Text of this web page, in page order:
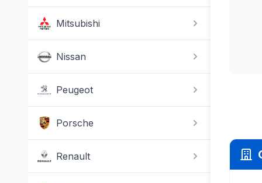
Mitsubishi
Nissan
Peugeot
Porsche
Renault